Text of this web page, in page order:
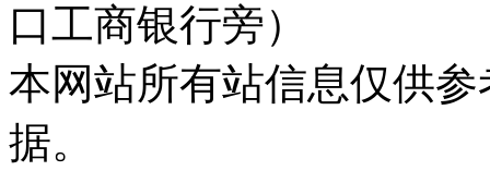
口工商银行旁）
本网站所有站信息仅供
据。